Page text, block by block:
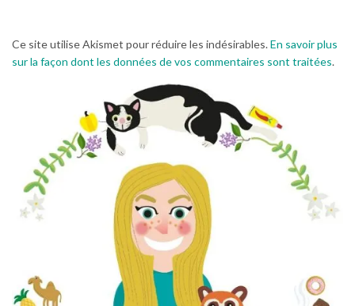
Ce site utilise Akismet pour réduire les indésirables.En savoir plus
sur la façon dont les données de vos commentaires sont traitées.